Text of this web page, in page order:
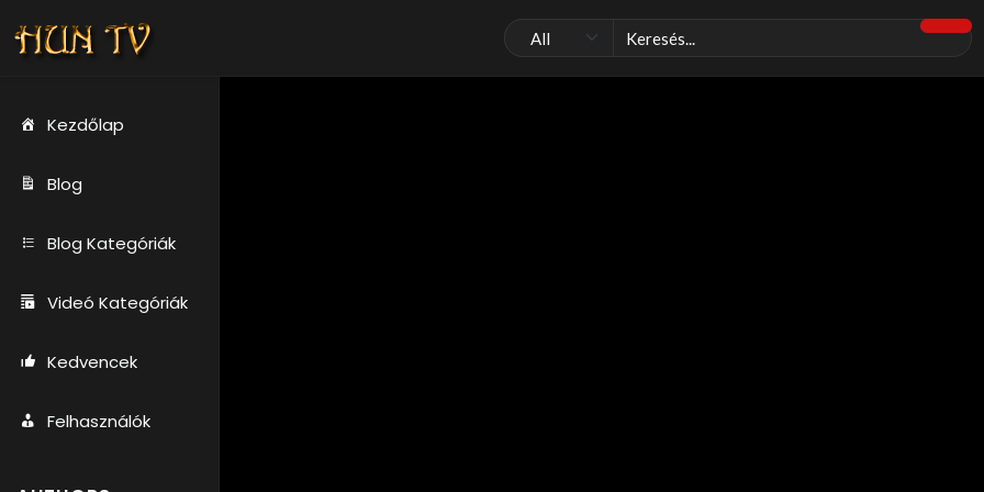
Kezdőlap
Blog
Blog Kategóriák
Videó Kategóriák
Kedvencek
Felhasználók